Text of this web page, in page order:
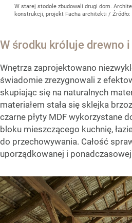
W starej stodole zbudowali drugi dom.
konstrukcji, projekt Facha architekti / Źródło:
W środku króluje drewno
Wnętrza zaprojektowano
świadomie zrezygnowali z
skupiając się na naturalnych
materiałem stała się sklejka
czarne płyty MDF wykorzystane
bloku mieszczącego kuchnię,
do przechowywania. Całość
uporządkowanej i